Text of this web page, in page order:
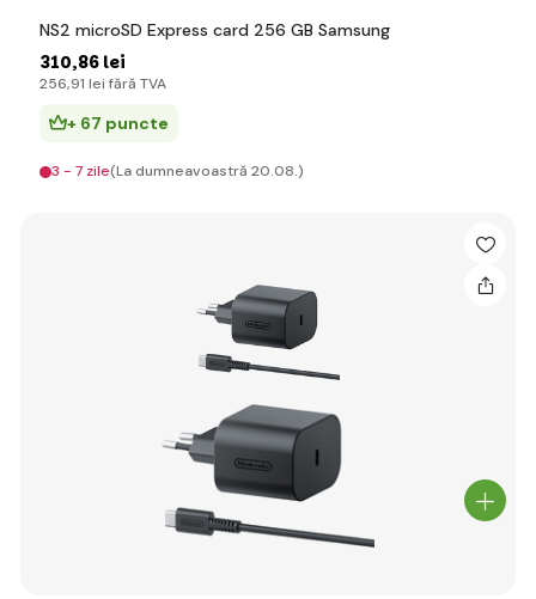
NS2 microSD Express card 256 GB Samsung
310,86 lei
256,91 lei fără TVA
+ 67 puncte
3 - 7 zile(La dumneavoastră 20.08.)